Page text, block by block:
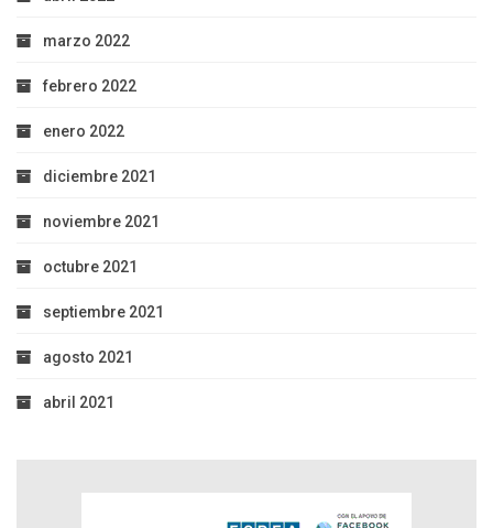
marzo 2022
febrero 2022
enero 2022
diciembre 2021
noviembre 2021
octubre 2021
septiembre 2021
agosto 2021
abril 2021